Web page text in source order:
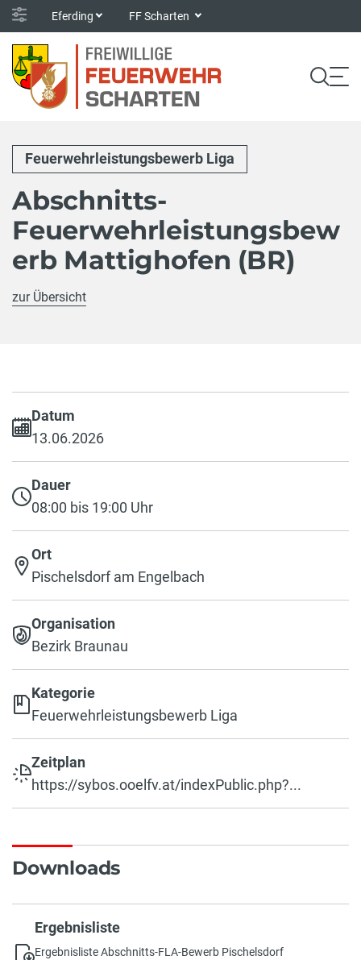
Eferding FF Scharten
Feuerwehrleistungsbewerb Liga
Abschnitts-
Feuerwehrleistungsbew
erb Mattighofen (BR)
zur Übersicht
Datum
13.06.2026
Dauer
08:00 bis 19:00 Uhr
Ort
Pischelsdorf am Engelbach
Organisation
Bezirk Braunau
Kategorie
Feuerwehrleistungsbewerb Liga
Zeitplan
https://sybos.ooelfv.at/indexPublic.php?...
Downloads
Ergebnisliste
Ergebnisliste Abschnitts-FLA-Bewerb Pischelsdorf